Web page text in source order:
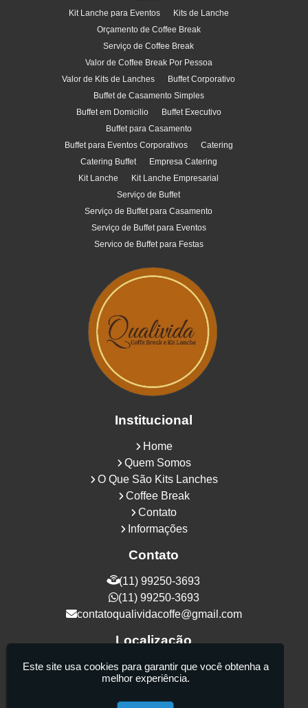
Kit Lanche para Eventos
Kits de Lanche
Orçamento de Coffee Break
Serviço de Coffee Break
Valor de Coffee Break Por Pessoa
Valor de Kits de Lanches
Buffet Corporativo
Buffet de Casamento Simples
Buffet em Domicilio
Buffet Executivo
Buffet para Casamento
Buffet para Eventos Corporativos
Catering
Catering Buffet
Empresa Catering
Kit Lanche
Kit Lanche Empresarial
Serviço de Buffet
Serviço de Buffet para Casamento
Serviço de Buffet para Eventos
Servico de Buffet para Festas
Institucional
Home
Quem Somos
O Que São Kits Lanches
Coffee Break
Contato
Informações
Contato
(11) 99250-3693
(11) 99250-3693
contatoqualividacoffe@gmail.com
Localização
Rua Samurais, 27 - Vila Maria Alta - São
Paulo / SP - CEP: 02130-080
Este site usa cookies para garantir que você obtenha a
melhor experiência.